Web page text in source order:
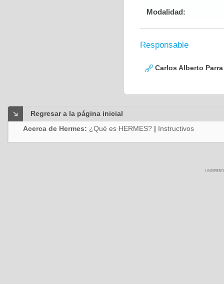
Modalidad:
Responsable
Carlos Alberto
Regresar a la página inicial
Acerca de Hermes: ¿Qué es HERMES? | Instructivos